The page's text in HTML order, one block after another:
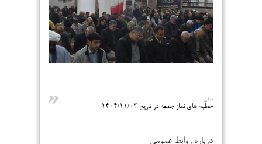
قبلی
خطبه های نماز جمعه در تاریخ ۱۴۰۴/۱۱/۰۳
درباره روابط عمومی